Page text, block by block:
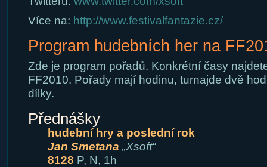
Více na: http://www.festivalfantazie.cz/
Program hudebních her na
Zde je program pořadů. Konkrétní časy
FF2010. Pořady mají hodinu, turnajde dvě
dílky.
Přednášky
hudební hry a poslední rok
Jan Smetana „Xsoft“
8128 P, N, 1h